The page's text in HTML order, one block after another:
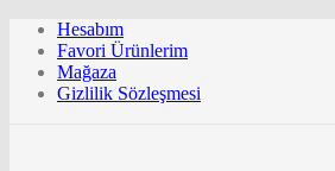
Hesabım
Favori Ürünlerim
Mağaza
Gizlilik Sözleşmesi